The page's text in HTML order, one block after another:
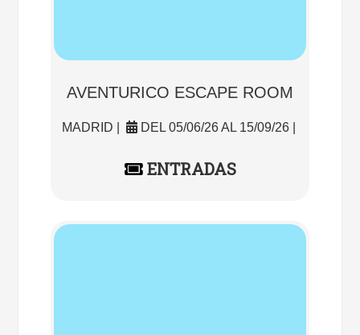
AVENTURICO ESCAPE ROOM
MADRID | DEL 05/06/26 AL 15/09/26 |
ENTRADAS